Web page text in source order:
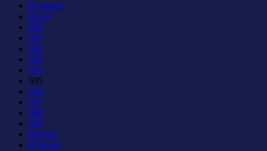
В начало
Назад
590
591
592
593
594
595
596
597
598
599
Вперед
В конец